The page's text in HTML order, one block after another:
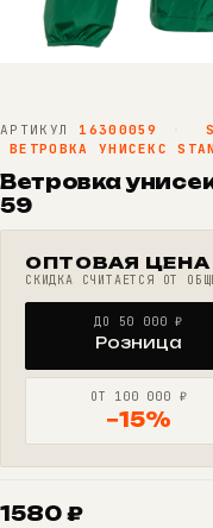
АРТИКУЛ 16300059 ·
ВЕТРОВКА УНИСЕКС
Ветровка
59
ОПТОВАЯ ЦЕНА
СКИДКА СЧИТАЕТСЯ ОТ
ДО 50 000 ₽
Розница
ОТ 100 000 ₽
−15%
1580 ₽